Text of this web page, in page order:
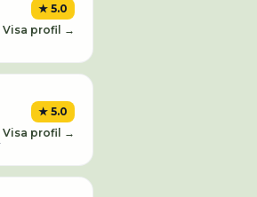
★ 5.0
Visa profil →
★ 5.0
Visa profil →